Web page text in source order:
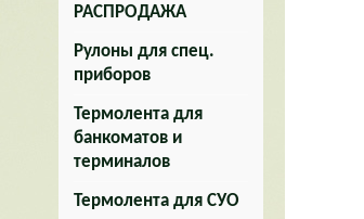
РАСПРОДАЖА
Рулоны для спец.
приборов
Термолента для
банкоматов и
терминалов
Термолента для СУО